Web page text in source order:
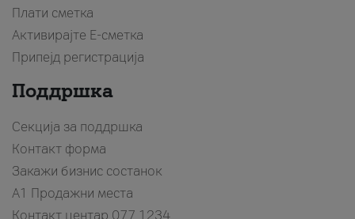
Плати сметка
Активирајте Е-сметка
Припејд регистрација
Поддршка
Секција за поддршка
Контакт форма
Закажи бизнис состанок
A1 Продажни места
Контакт центар 077 1234